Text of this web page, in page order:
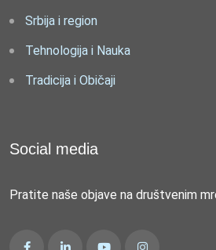
Srbija i region
Tehnologija i Nauka
Tradicija i Običaji
Social media
Pratite naše objave na društvenim